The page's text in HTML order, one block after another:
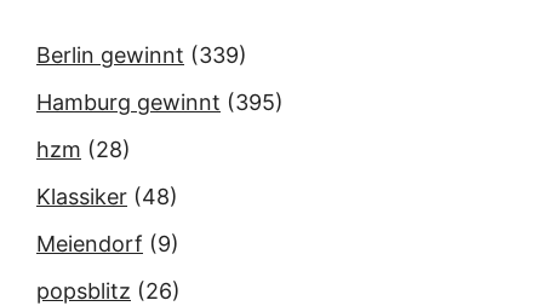
Berlin gewinnt (339)
Hamburg gewinnt (395)
hzm (28)
Klassiker (48)
Meiendorf (9)
popsblitz (26)